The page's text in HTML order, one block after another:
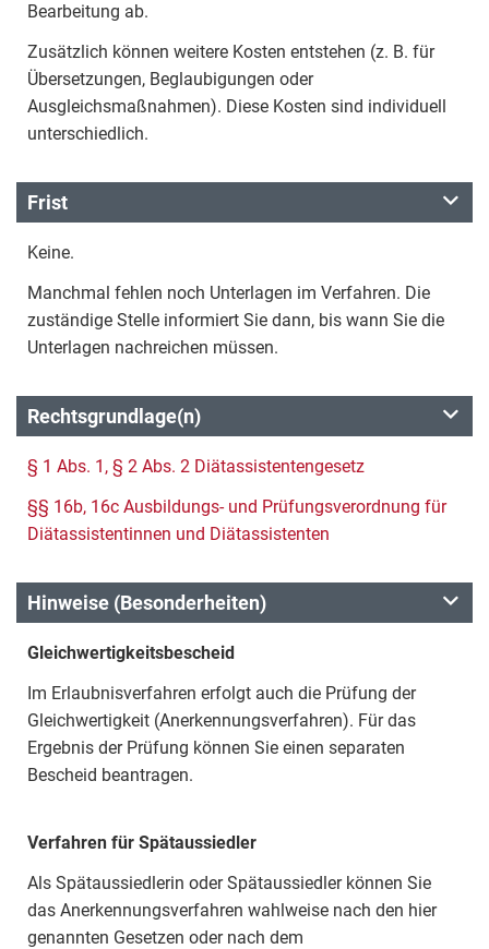
Bearbeitung ab.
Zusätzlich können weitere Kosten entstehen (z. B. für
Übersetzungen, Beglaubigungen oder
Ausgleichsmaßnahmen). Diese Kosten sind individuell
unterschiedlich.
Frist
Keine.
Manchmal fehlen noch Unterlagen im Verfahren. Die
zuständige Stelle informiert Sie dann, bis wann Sie die
Unterlagen nachreichen müssen.
Rechtsgrundlage(n)
§ 1 Abs. 1, § 2 Abs. 2 Diätassistentengesetz
§§ 16b, 16c Ausbildungs- und Prüfungsverordnung für
Diätassistentinnen und Diätassistenten
Hinweise (Besonderheiten)
Gleichwertigkeitsbescheid
Im Erlaubnisverfahren erfolgt auch die Prüfung der
Gleichwertigkeit (Anerkennungsverfahren). Für das
Ergebnis der Prüfung können Sie einen separaten
Bescheid beantragen.
Verfahren für Spätaussiedler
Als Spätaussiedlerin oder Spätaussiedler können Sie
das Anerkennungsverfahren wahlweise nach den hier
genannten Gesetzen oder nach dem